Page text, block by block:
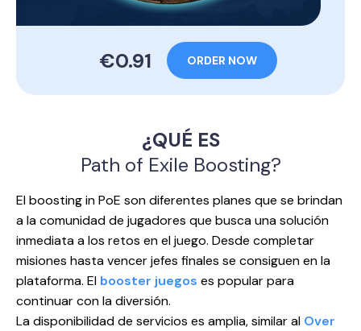
€0.91 ORDER NOW
¿QUÉ ES
Path of Exile Boosting?
El boosting in PoE son diferentes planes que se brindan
a la comunidad de jugadores que busca una solución
inmediata a los retos en el juego. Desde completar
misiones hasta vencer jefes finales se consiguen en la
plataforma. El booster juegos es popular para
continuar con la diversión.
La disponibilidad de servicios es amplia, similar al Over